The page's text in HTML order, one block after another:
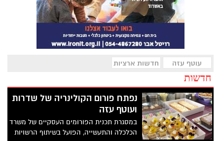
עוטף עזה חדשות ארציות
חדשות
נפתח פורום הקולינריה של שדרות
ועוטף עזה
במסגרת תכנית הפורומים העסקיים של משרד
הכלכלה והתעשייה, הפועל בשיתוף הרשויות